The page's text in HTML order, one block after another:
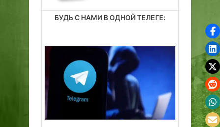
БУДЬ С НАМИ В ОДНОЙ ТЕЛЕГЕ: